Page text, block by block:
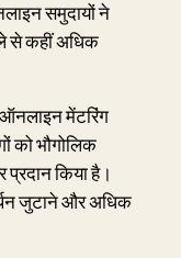
समुदायों ने
से कहीं अधिक
मेंटरिंग
को भौगोलिक
किया है।
जुटाने और अधिक